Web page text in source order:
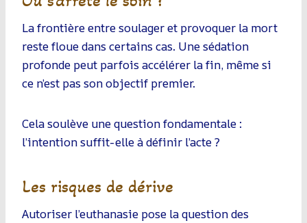
La frontière entre soulager et provoquer la mort
reste floue dans certains cas. Une sédation
profonde peut parfois accélérer la fin, même si
ce n’est pas son objectif premier.
Cela soulève une question fondamentale :
l’intention suffit-elle à définir l’acte ?
Les risques de dérive
Autoriser l’euthanasie pose la question des